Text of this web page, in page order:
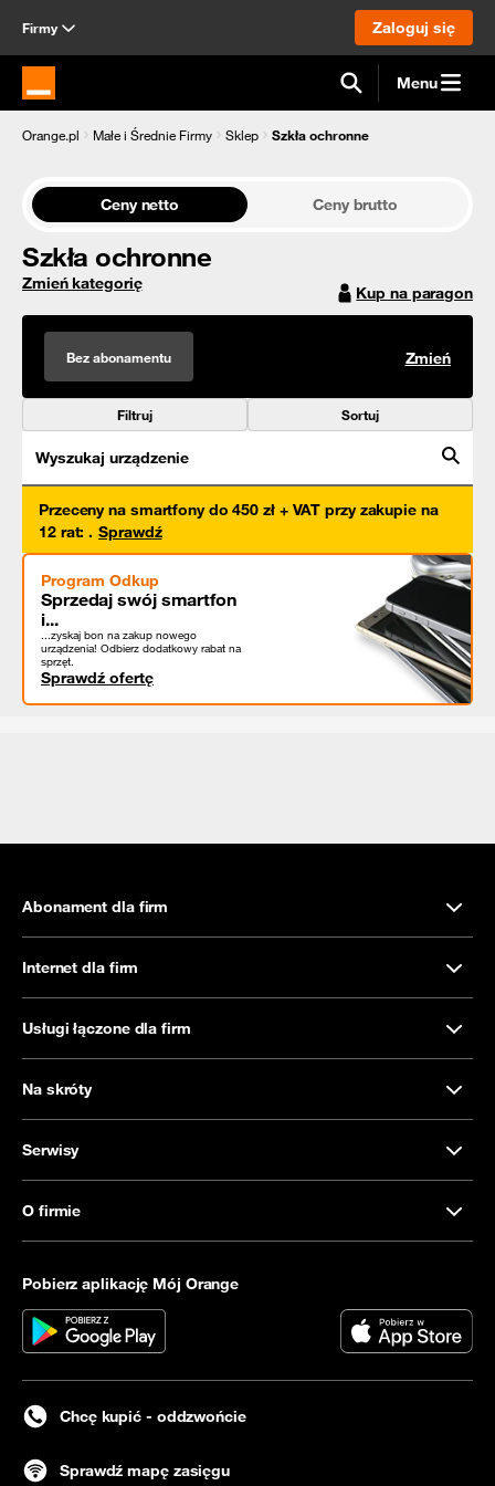
Firmy Zaloguj się
Strona główna Orange.pl Menu
Orange.pl Małe i Średnie Firmy Sklep Szkła ochronne
Ceny netto Ceny brutto
Szkła ochronne
Zmień kategorię Kup na paragon
Bez abonamentu Zmień
Filtruj Sortuj
Wyszukaj urządzenie
Przeceny na smartfony do 450 zł + VAT przy zakupie na
12 rat: . Sprawdź
Program Odkup
Sprzedaj swój smartfon
i...
...zyskaj bon na zakup nowego
urządzenia! Odbierz dodatkowy rabat na
sprzęt.
Sprawdź ofertę
Abonament dla firm
Internet dla firm
Usługi łączone dla firm
Na skróty
Serwisy
O firmie
Pobierz aplikację Mój Orange
Chcę kupić - oddzwońcie
Sprawdź mapę zasięgu